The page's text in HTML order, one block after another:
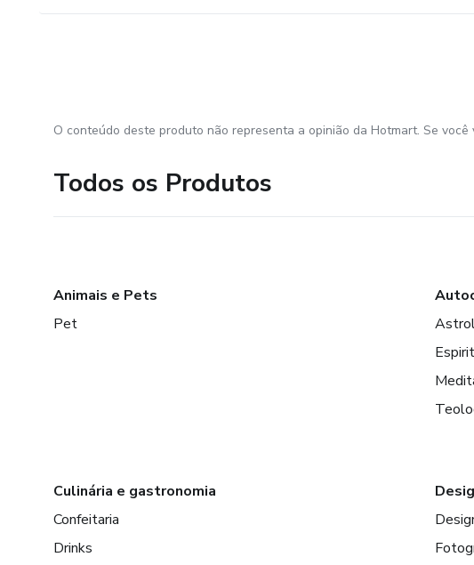
O conteúdo deste produto não representa a opinião da Hotmart. Se você
Todos os Produtos
Animais e Pets
Pet
Culinária e gastronomia
Confeitaria
Drinks